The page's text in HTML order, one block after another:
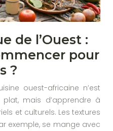
de l’Ouest :
pour
?
ouest-africaine n’est
mais d’apprendre à
et culturels. Les textures
exemple, se mange avec